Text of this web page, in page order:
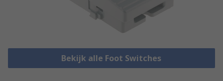
Bekijk alle Foot Switches